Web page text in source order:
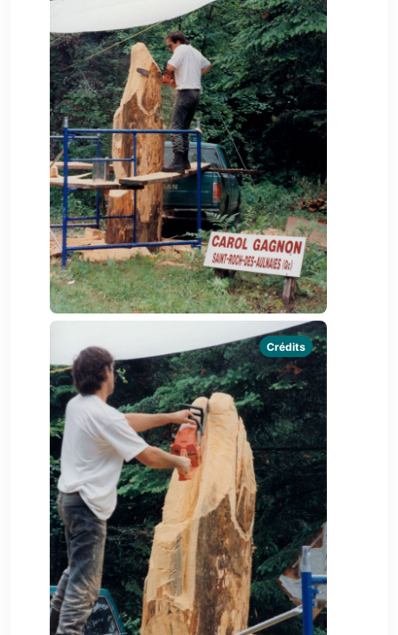
Crédits